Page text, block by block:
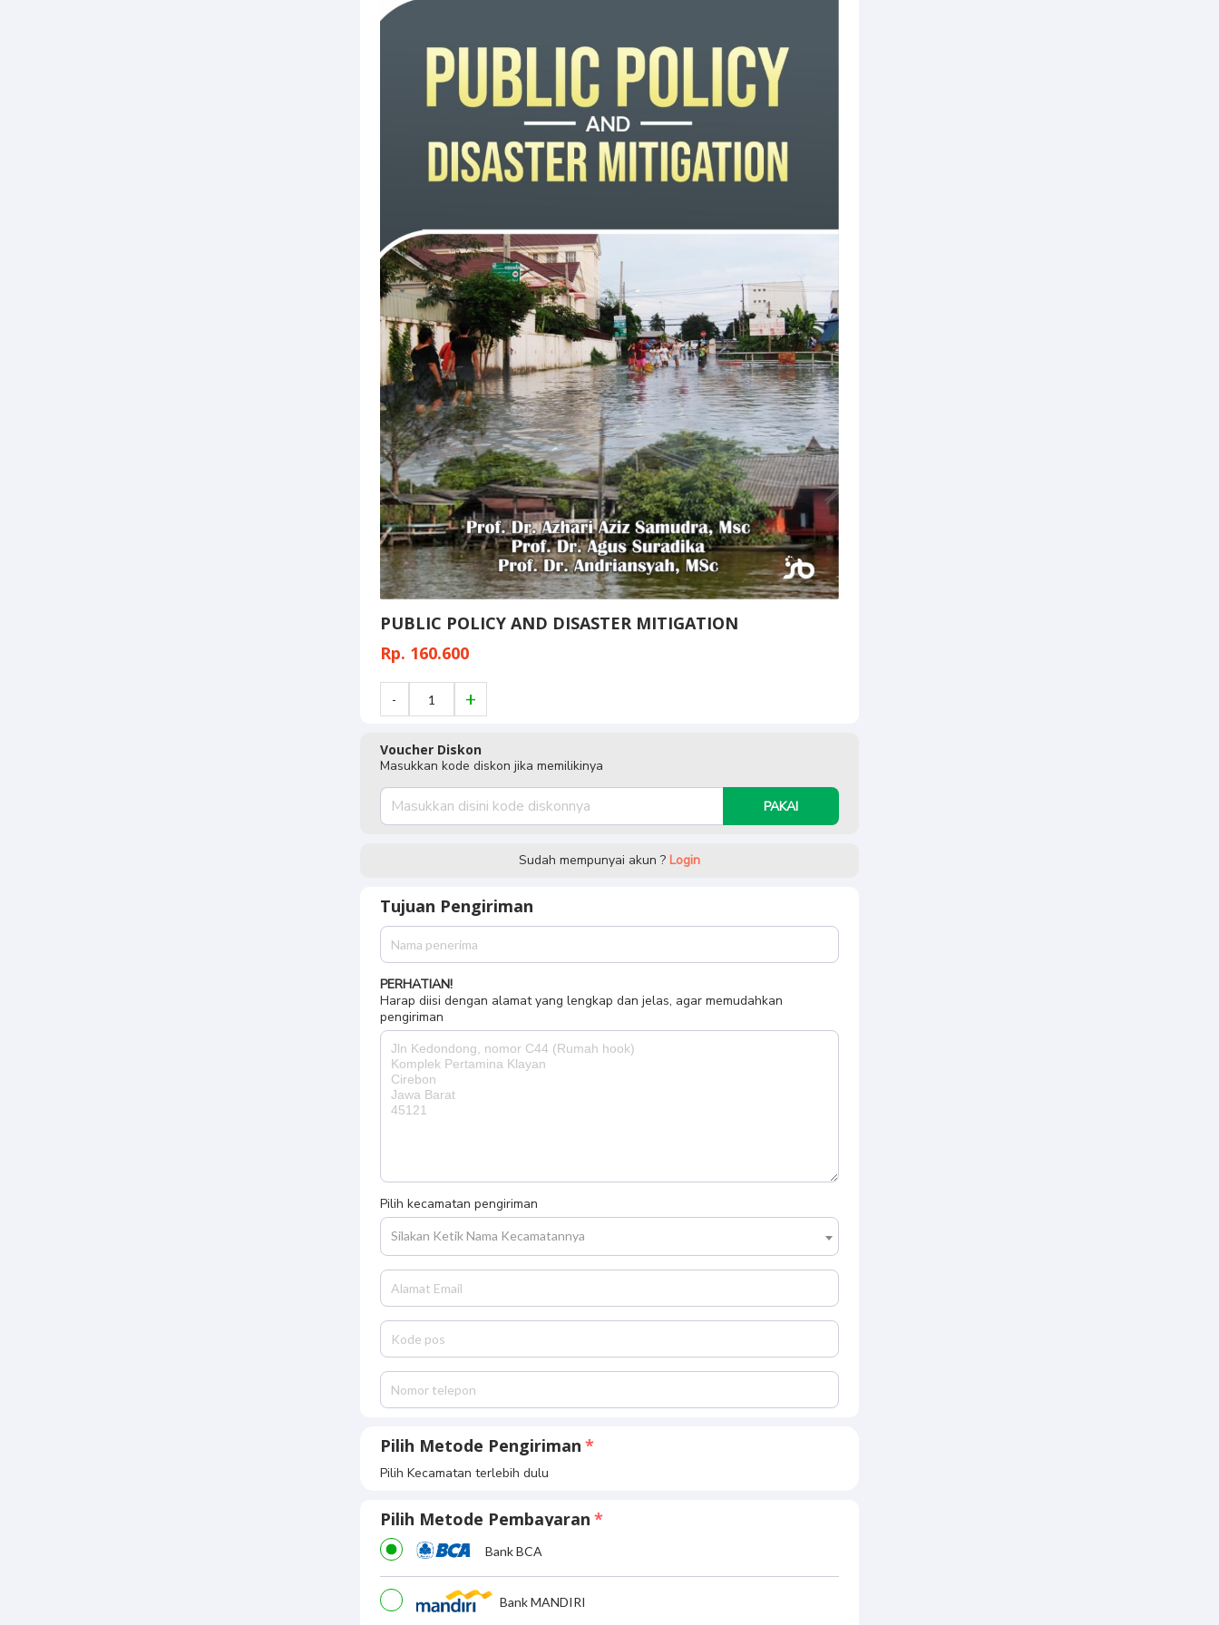
PUBLIC POLICY AND DISASTER MITIGATION
Rp. 160.600
Voucher Diskon
Masukkan kode diskon jika memilikinya
PAKAI
Sudah mempunyai akun ? Login
Tujuan Pengiriman
PERHATIAN!
Harap diisi dengan alamat yang lengkap dan jelas, agar memudahkan
pengiriman
Pilih kecamatan pengiriman
Silakan Ketik Nama Kecamatannya
Pilih Metode Pengiriman
Pilih Kecamatan terlebih dulu
Pilih Metode Pembayaran
Bank BCA
Bank MANDIRI